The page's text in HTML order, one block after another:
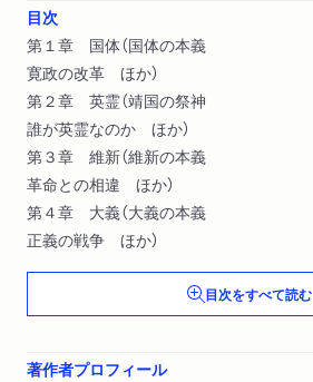
目次
第１章 国体（国体の本義
寛政の改革 ほか）
第２章 英霊（靖国の祭神
誰が英霊なのか ほか）
第３章 維新（維新の本義
革命との相違 ほか）
第４章 大義（大義の本義
正義の戦争 ほか）
目次をすべて読む
著作者プロフィール